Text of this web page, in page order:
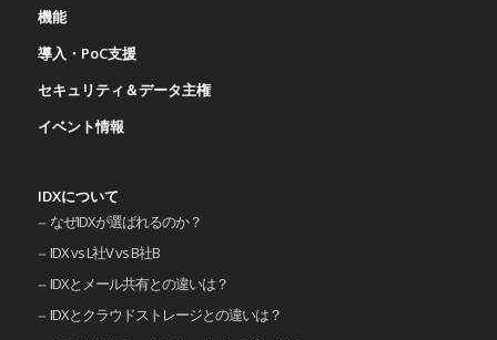
機能
導入・PoC支援
セキュリティ＆データ主権
イベント情報
IDXについて
なぜIDXが選ばれるのか？
IDX vs L社V vs B社B
IDXとメール共有との違いは？
IDXとクラウドストレージとの違いは？